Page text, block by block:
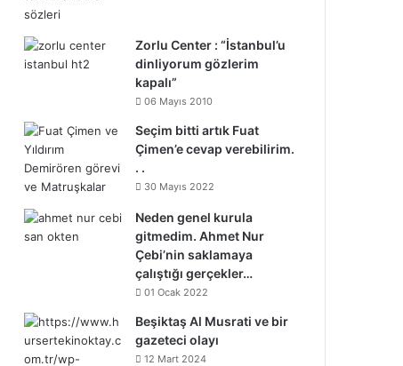
Zorlu Center : “İstanbul’u
dinliyorum gözlerim
kapalı”
06 Mayıs 2010
Seçim bitti artık Fuat
Çimen’e cevap verebilirim.
. .
30 Mayıs 2022
Neden genel kurula
gitmedim. Ahmet Nur
Çebi’nin saklamaya
çalıştığı gerçekler…
01 Ocak 2022
Beşiktaş Al Musrati ve bir
gazeteci olayı
12 Mart 2024